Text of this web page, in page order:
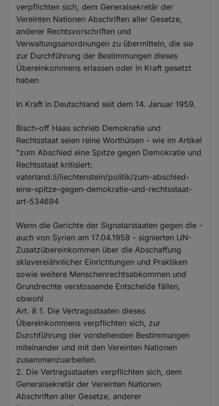
verpflichten sich, dem Generalsekretär der
Vereinten Nationen Abschriften aller Gesetze,
anderer Rechtsvorschriften und
Verwaltungsanordnungen zu übermitteln, die sie
zur Durchführung der Bestimmungen dieses
Übereinkommens erlassen oder in Kraft gesetzt
haben
In Kraft in Deutschland seit dem 14. Januar 1959.
Bisch-off Haas schrieb Demokratie und
Rechtsstaat seien reine Worthülsen - wie im Artikel
"zum Abschied eine Spitze gegen Demokratie und
Rechtsstaat kritisiert:
vaterland.li/liechtenstein/politik/zum-abschied-
eine-spitze-gegen-demokratie-und-rechtsstaat-
art-534694
Wenn die Gerichte der Signatarstaaten gegen die -
auch von Syrien am 17.04.1958 - signierten UN-
Zusatzübereinkommen über die Abschaffung
sklavereiähnlicher Einrichtungen und Praktiken
sowie weitere Menschenrechtsabkommen und
Grundrechte verstossende Entscheide fällen,
obwohl
Art. 8 1. Die Vertragsstaaten dieses
Übereinkommens verpflichten sich, zur
Durchführung der vorstehenden Bestimmungen
miteinander und mit den Vereinten Nationen
zusammenzuarbeiten.
2. Die Vertragsstaaten verpflichten sich, dem
Generalsekretär der Vereinten Nationen
Abschriften aller Gesetze, anderer